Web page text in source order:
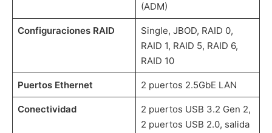
(ADM)
Configuraciones RAID
Single, JBOD, RAID 0,
RAID 1, RAID 5, RAID 6,
RAID 10
Puertos Ethernet 2 puertos 2.5GbE LAN
Conectividad
2 puertos USB 3.2 Gen 2,
2 puertos USB 2.0, salida